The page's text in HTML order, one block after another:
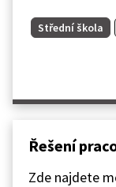
Střední škola
Řešení
Zde najdete